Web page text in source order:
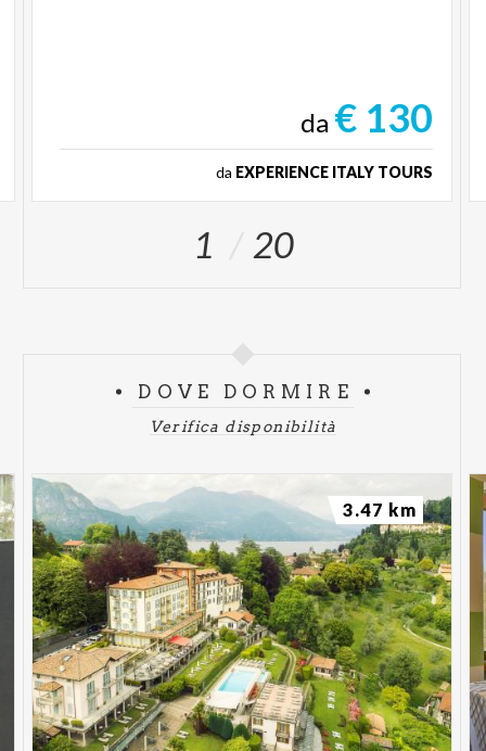
da € 130
da EXPERIENCE ITALY TOURS
1 20
DOVE DORMIRE
Verifica disponibilità
3.47 km